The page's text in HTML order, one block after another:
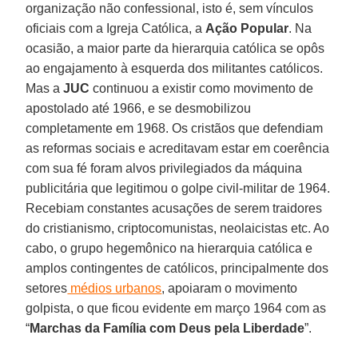
organização não confessional, isto é, sem vínculos
oficiais com a Igreja Católica, a Ação Popular. Na
ocasião, a maior parte da hierarquia católica se opôs
ao engajamento à esquerda dos militantes católicos.
Mas aJUC continuou a existir como movimento de
apostolado até 1966, e se desmobilizou
completamente em 1968. Os cristãos que defendiam
as reformas sociais e acreditavam estar em coerência
com sua fé foram alvos privilegiados da máquina
publicitária que legitimou o golpe civil-militar de 1964.
Recebiam constantes acusações de serem traidores
do cristianismo, criptocomunistas, neolaicistas etc. Ao
cabo, o grupo hegemônico na hierarquia católica e
amplos contingentes de católicos, principalmente dos
setores médios urbanos, apoiaram o movimento
golpista, o que ficou evidente em março 1964 com as
“Marchas da Família com Deus pela Liberdade”.